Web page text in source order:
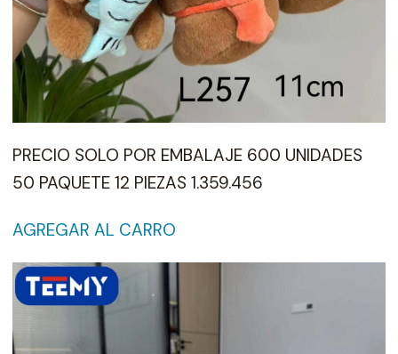
PRECIO SOLO POR EMBALAJE 600 UNIDADES
50 PAQUETE 12 PIEZAS 1.359.456
AGREGAR AL CARRO